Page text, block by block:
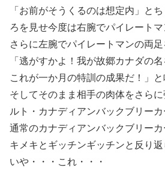
「お前がそうくるのは想定内」と
ろを見せ今度は右腕でパイレート
さらに左腕でパイレートマンの両
「逃がすかよ！我が故郷カナダの
これが一か月の特訓の成果だ！」
そしてそのまま相手の肉体をさら
ルト・カナディアンバックブリー
通常のカナディアンバックブリー
キメキとギッチンギッチンと反り返
いや・・・これ・・・